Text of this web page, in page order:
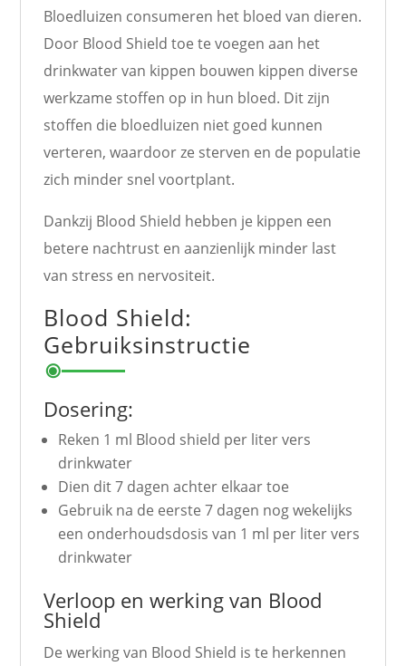
Bloedluizen consumeren het bloed van dieren.
Door Blood Shield toe te voegen aan het
drinkwater van kippen bouwen kippen diverse
werkzame stoffen op in hun bloed. Dit zijn
stoffen die bloedluizen niet goed kunnen
verteren, waardoor ze sterven en de populatie
zich minder snel voortplant.
Dankzij Blood Shield hebben je kippen een
betere nachtrust en aanzienlijk minder last
van stress en nervositeit.
Blood Shield:
Gebruiksinstructie
Dosering:
Reken 1 ml Blood shield per liter vers
drinkwater
Dien dit 7 dagen achter elkaar toe
Gebruik na de eerste 7 dagen nog wekelijks
een onderhoudsdosis van 1 ml per liter vers
drinkwater
Verloop en werking van Blood
Shield
De werking van Blood Shield is te herkennen